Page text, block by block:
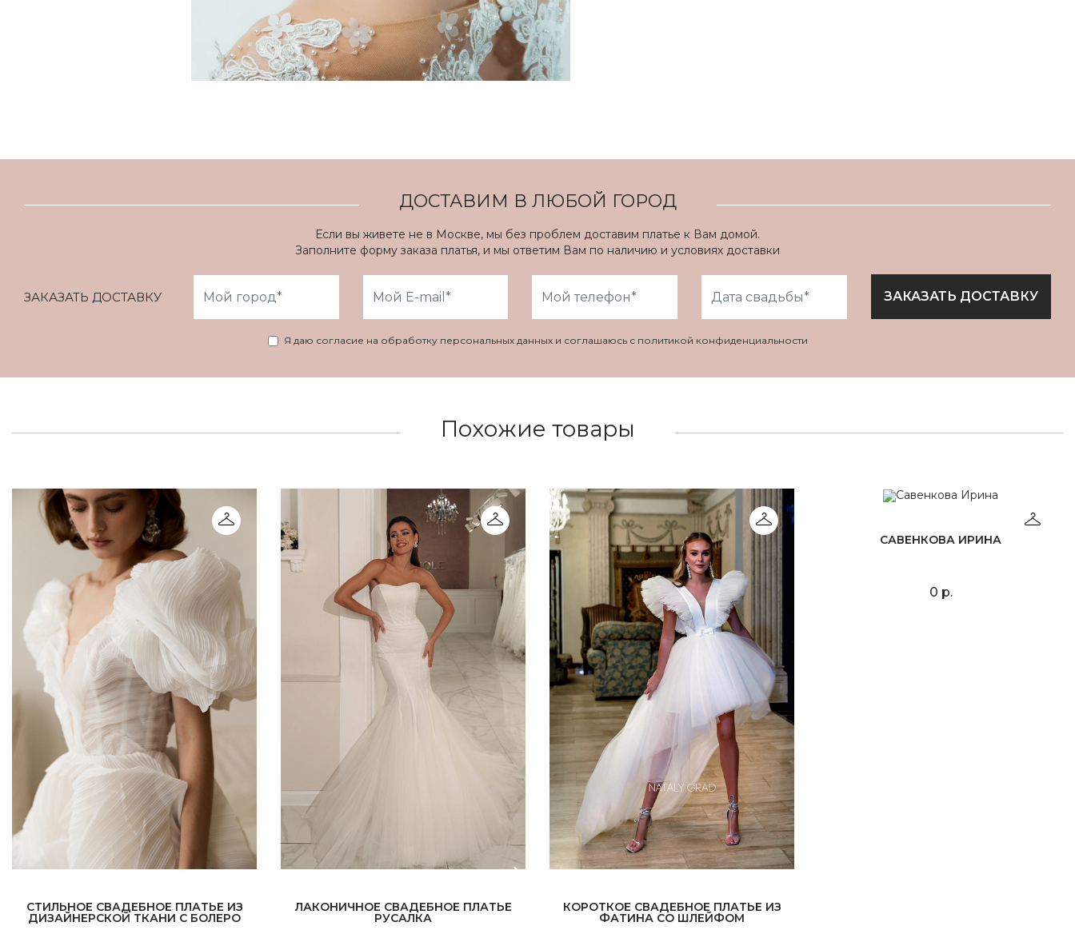
ДОСТАВИМ В ЛЮБОЙ ГОРОД
Если вы живете не в Москве, мы без проблем доставим платье к Вам домой.
Заполните форму заказа платья, и мы ответим Вам по наличию и условиях доставки
ЗАКАЗАТЬ ДОСТАВКУ ЗАКАЗАТЬ ДОСТАВКУ
Я даю согласие на обработку персональных данных и соглашаюсь с политикой конфиденциальности
Похожие товары
СТИЛЬНОЕ СВАДЕБНОЕ ПЛАТЬЕ ИЗ
ДИЗАЙНЕРСКОЙ ТКАНИ С БОЛЕРО
ЛАКОНИЧНОЕ СВАДЕБНОЕ ПЛАТЬЕ
РУСАЛКА
КОРОТКОЕ СВАДЕБНОЕ ПЛАТЬЕ ИЗ
ФАТИНА СО ШЛЕЙФОМ
САВЕНКОВА ИРИНА
0 р.